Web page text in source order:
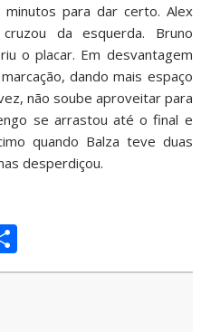
para dar certo. Alex
da esquerda. Bruno
o placar. Em desvantagem
dando mais espaço
não soube aproveitar para
se arrastou até o final e
quando Balza teve duas
desperdiçou.
h